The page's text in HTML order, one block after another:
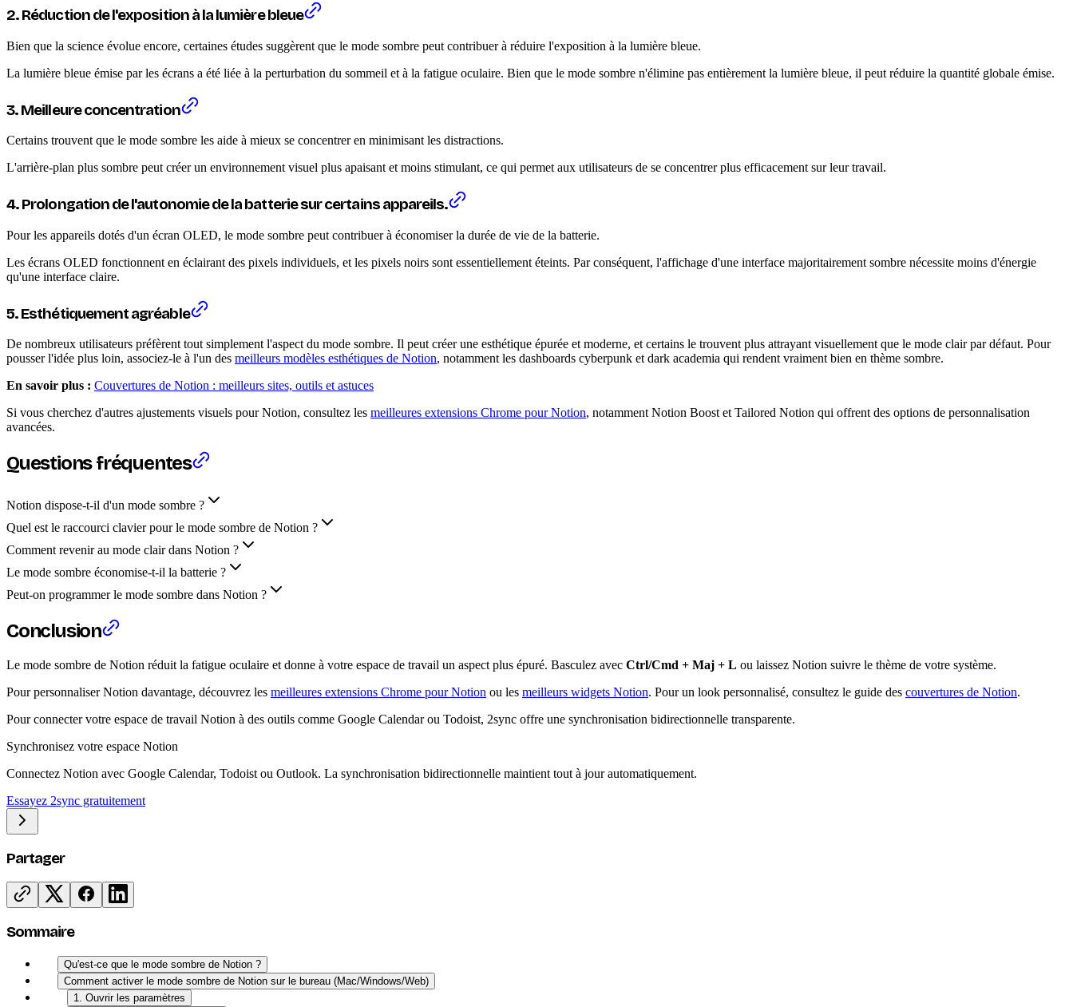
2. Réduction de l'exposition à la lumière bleue
Bien que la science évolue encore, certaines études suggèrent que le mode sombre peut contribuer à réduire l'exposition à la lumière bleue.
La lumière bleue émise par les écrans a été liée à la perturbation du sommeil et à la fatigue oculaire. Bien que le mode sombre n'élimine pas entièrement la lumière bleue, il peut réduire la quantité globale émise.
3. Meilleure concentration
Certains trouvent que le mode sombre les aide à mieux se concentrer en minimisant les distractions.
L'arrière-plan plus sombre peut créer un environnement visuel plus apaisant et moins stimulant, ce qui permet aux utilisateurs de se concentrer plus efficacement sur leur travail.
4. Prolongation de l'autonomie de la batterie sur certains appareils.
Pour les appareils dotés d'un écran OLED, le mode sombre peut contribuer à économiser la durée de vie de la batterie.
Les écrans OLED fonctionnent en éclairant des pixels individuels, et les pixels noirs sont essentiellement éteints. Par conséquent, l'affichage d'une interface majoritairement sombre nécessite moins d'énergie
qu'une interface claire.
5. Esthétiquement agréable
De nombreux utilisateurs préfèrent tout simplement l'aspect du mode sombre. Il peut créer une esthétique épurée et moderne, et certains le trouvent plus attrayant visuellement que le mode clair par défaut. Pour
pousser l'idée plus loin, associez-le à l'un des meilleurs modèles esthétiques de Notion, notamment les dashboards cyberpunk et dark academia qui rendent vraiment bien en thème sombre.
En savoir plus : Couvertures de Notion : meilleurs sites, outils et astuces
Si vous cherchez d'autres ajustements visuels pour Notion, consultez les meilleures extensions Chrome pour Notion, notamment Notion Boost et Tailored Notion qui offrent des options de personnalisation
avancées.
Questions fréquentes
Notion dispose-t-il d'un mode sombre ?
Quel est le raccourci clavier pour le mode sombre de Notion ?
Comment revenir au mode clair dans Notion ?
Le mode sombre économise-t-il la batterie ?
Peut-on programmer le mode sombre dans Notion ?
Conclusion
Le mode sombre de Notion réduit la fatigue oculaire et donne à votre espace de travail un aspect plus épuré. Basculez avec Ctrl/Cmd + Maj + L ou laissez Notion suivre le thème de votre système.
Pour personnaliser Notion davantage, découvrez les meilleures extensions Chrome pour Notion ou les meilleurs widgets Notion. Pour un look personnalisé, consultez le guide des couvertures de Notion.
Pour connecter votre espace de travail Notion à des outils comme Google Calendar ou Todoist, 2sync offre une synchronisation bidirectionnelle transparente.
Synchronisez votre espace Notion
Connectez Notion avec Google Calendar, Todoist ou Outlook. La synchronisation bidirectionnelle maintient tout à jour automatiquement.
Essayez 2sync gratuitement
Partager
Sommaire
Qu'est-ce que le mode sombre de Notion ?
Comment activer le mode sombre de Notion sur le bureau (Mac/Windows/Web)
1. Ouvrir les paramètres